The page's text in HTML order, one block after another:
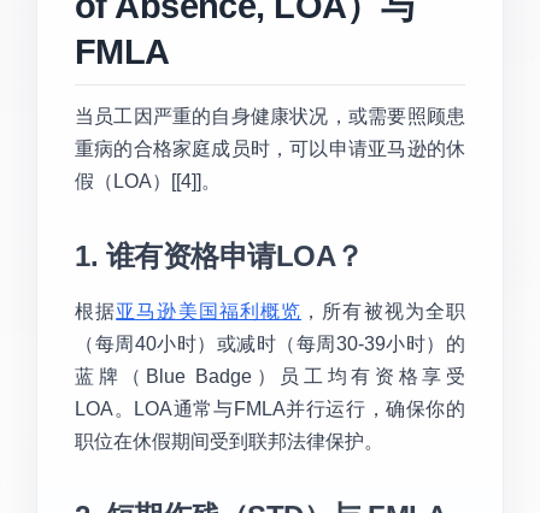
FMLA
当员工因严重的自身健康状况，或需要照顾患
重病的合格家庭成员时，可以申请亚马逊的休
假（LOA）[[4]]。
1. 谁有资格申请LOA？
根据亚马逊美国福利概览 ，所有被视为全职
（每周40小时）或减时（每周30-39小时）的
蓝牌（Blue Badge）员工均有资格享受
LOA。LOA通常与FMLA并行运行，确保你的
职位在休假期间受到联邦法律保护。